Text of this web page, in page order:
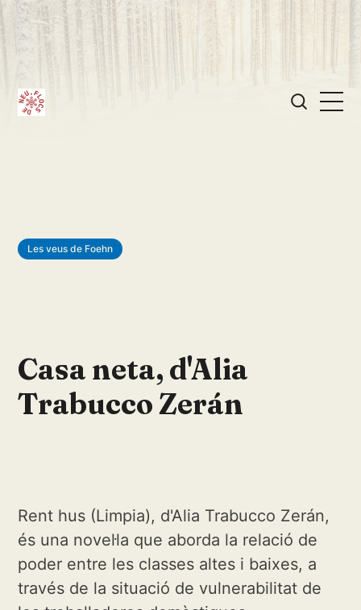
Les veus de Foehn
Casa neta, d'Alia
Trabucco Zerán
Rent hus (Limpia), d'Alia Trabucco Zerán,
és una novel·la que aborda la relació de
poder entre les classes altes i baixes, a
través de la situació de vulnerabilitat de